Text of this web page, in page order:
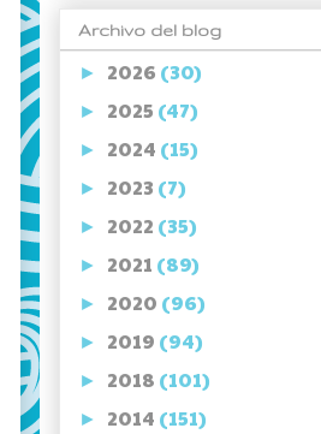
Archivo del blog
► 2026 (30)
► 2025 (47)
► 2024 (15)
► 2023 (7)
► 2022 (35)
► 2021 (89)
► 2020 (96)
► 2019 (94)
► 2018 (101)
► 2014 (151)